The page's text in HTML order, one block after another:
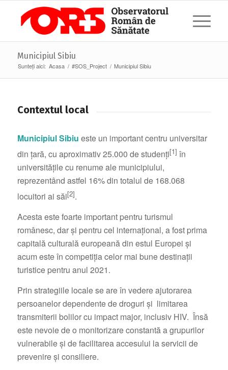
Municipiul Sibiu
Sunteți aici: Acasa / #SOS_Project / Municipiul Sibiu
Contextul local
Municipiul Sibiu este un important centru universitar
din țară, cu aproximativ 25.000 de studenți[1] în
universitățile cu renume ale municipiului,
reprezentând astfel 16% din totalul de 168.068
locuitori ai săi[2].
Acesta este foarte important pentru turismul
românesc, dar și pentru cel internațional, a fost prima
capitală culturală europeană din estul Europei și
acum este în competiția celor mai bune destinații
turistice pentru anul 2021.
Prin strategiile locale se are în vedere ajutorarea
persoanelor dependente de droguri și limitarea
transmiterii bolilor cu impact major, inclusiv HIV. Însă
este nevoie de o monitorizare constantă a grupurilor
vulnerabile și de facilitarea accesului la servicii de
prevenire și consiliere.